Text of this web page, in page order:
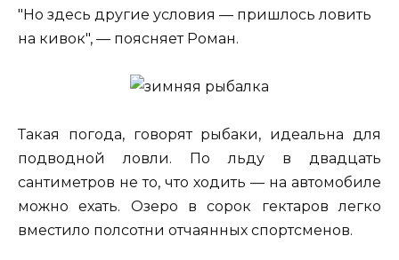
"Но здесь другие условия — пришлось ловить
на кивок", — поясняет Роман.
Такая погода, говорят рыбаки, идеальна для
подводной ловли. По льду в двадцать
сантиметров не то, что ходить — на автомобиле
можно ехать. Озеро в сорок гектаров легко
вместило полсотни отчаянных спортсменов.